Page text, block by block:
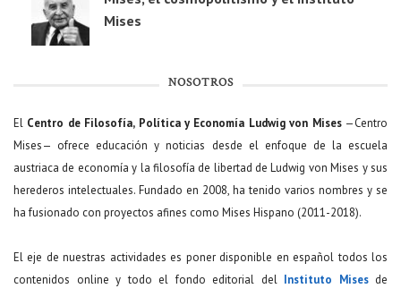
Mises
NOSOTROS
El Centro de Filosofía, Política y Economía Ludwig von Mises—Centro
Mises— ofrece educación y noticias desde el enfoque de la escuela
austriaca de economía y la filosofía de libertad de Ludwig von Mises y sus
herederos intelectuales. Fundado en 2008, ha tenido varios nombres y se
ha fusionado con proyectos afines como Mises Hispano (2011-2018).
El eje de nuestras actividades es poner disponible en español todos los
contenidos online y todo el fondo editorial del Instituto Misesde